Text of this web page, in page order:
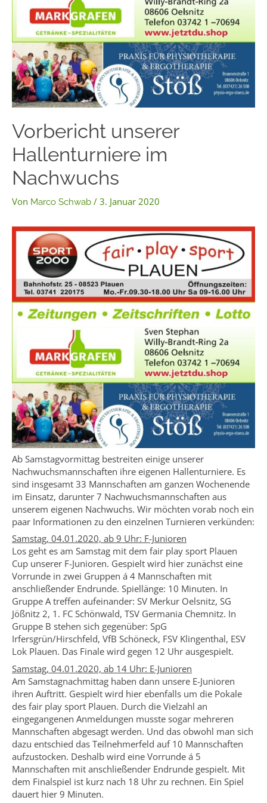
Vorbericht unserer
Hallenturniere im
Nachwuchs
Von Marco Schwab / 3. Januar 2020
Ab Samstagvormittag bestreiten einige unserer
Nachwuchsmannschaften ihre eigenen Hallenturniere. Es
sind insgesamt 33 Mannschaften am ganzen Wochenende
im Einsatz, darunter 7 Nachwuchsmannschaften aus
unserem eigenen Nachwuchs. Wir möchten vorab noch ein
paar Informationen zu den einzelnen Turnieren verkünden:
Samstag, 04.01.2020, ab 9 Uhr: F-Junioren
Los geht es am Samstag mit dem fair play sport Plauen
Cup unserer F-Junioren. Gespielt wird hier zunächst eine
Vorrunde in zwei Gruppen á 4 Mannschaften mit
anschließender Endrunde. Spiellänge: 10 Minuten. In
Gruppe A treffen aufeinander: SV Merkur Oelsnitz, SG
Jößnitz 2, 1. FC Schönwald, TSV Germania Chemnitz. In
Gruppe B stehen sich gegenüber: SpG
Irfersgrün/Hirschfeld, VfB Schöneck, FSV Klingenthal, ESV
Lok Plauen. Das Finale wird gegen 12 Uhr ausgespielt.
Samstag, 04.01.2020, ab 14 Uhr: E-Junioren
Am Samstagnachmittag haben dann unsere E-Junioren
ihren Auftritt. Gespielt wird hier ebenfalls um die Pokale
des fair play sport Plauen. Durch die Vielzahl an
eingegangenen Anmeldungen musste sogar mehreren
Mannschaften abgesagt werden. Und das obwohl man sich
dazu entschied das Teilnehmerfeld auf 10 Mannschaften
aufzustocken. Deshalb wird eine Vorrunde á 5
Mannschaften mit anschließender Endrunde gespielt. Mit
dem Finalspiel ist kurz nach 18 Uhr zu rechnen. Ein Spiel
dauert hier 9 Minuten.